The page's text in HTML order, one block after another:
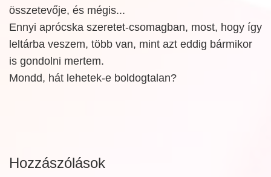
összetevője, és mégis...
Ennyi aprócska szeretet-csomagban, most, hogy így
leltárba veszem, több van, mint azt eddig bármikor
is gondolni mertem.
Mondd, hát lehetek-e boldogtalan?
Hozzászólások